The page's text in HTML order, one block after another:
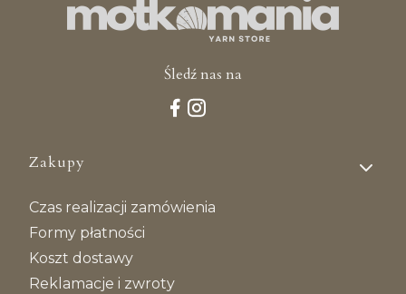
Śledź nas na
Linki w stopce
Zakupy
Czas realizacji zamówienia
Formy płatności
Koszt dostawy
Reklamacje i zwroty